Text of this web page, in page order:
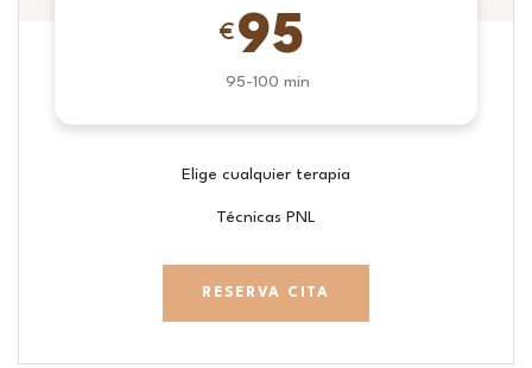
€ 95
95-100 min
Elige cualquier terapia
Técnicas PNL
RESERVA CITA